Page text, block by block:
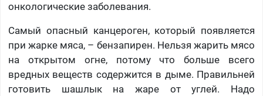
онкологические заболевания.
Самый опасный канцероген, который появляется
при жарке мяса, – бензапирен. Нельзя жарить мясо
на открытом огне, потому что больше всего
вредных веществ содержится в дыме. Правильней
готовить шашлык на жаре от углей. Надо